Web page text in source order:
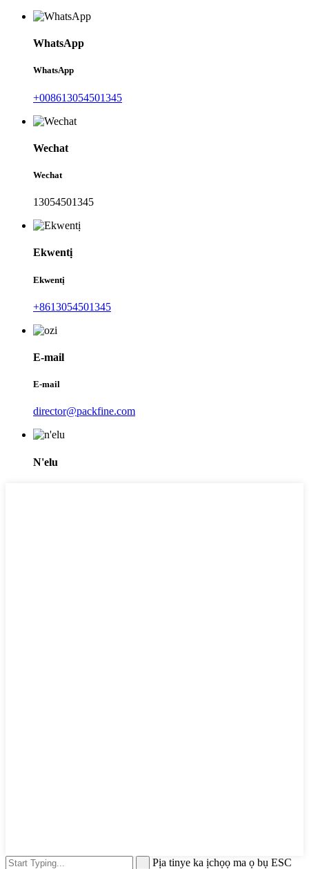
WhatsApp
WhatsApp
+008613054501345
Wechat
Wechat
13054501345
Ekwentị
Ekwentị
+8613054501345
E-mail
E-mail
director@packfine.com
N'elu
Pịa tinye ka ịchọọ ma ọ bụ ESC